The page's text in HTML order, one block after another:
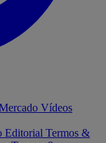
Vídeos
Editorial Termos &